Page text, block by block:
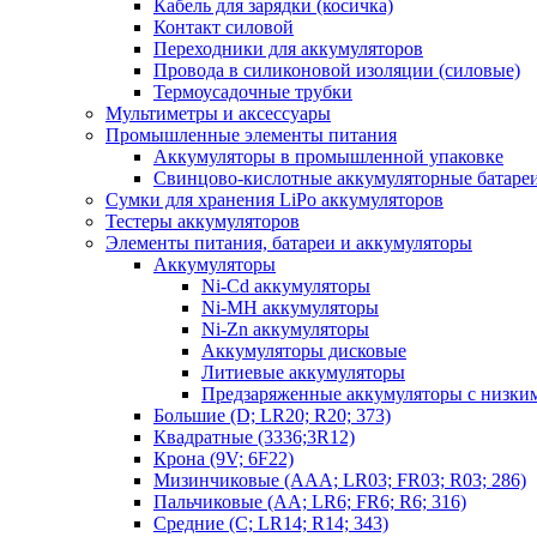
Кабель для зарядки (косичка)
Контакт силовой
Переходники для аккумуляторов
Провода в силиконовой изоляции (силовые)
Термоусадочные трубки
Мультиметры и аксессуары
Промышленные элементы питания
Аккумуляторы в промышленной упаковке
Свинцово-кислотные аккумуляторные
Сумки для хранения LiPo аккумуляторов
Тестеры аккумуляторов
Элементы питания, батареи и аккумуляторы
Аккумуляторы
Ni-Cd аккумуляторы
Ni-MH аккумуляторы
Ni-Zn аккумуляторы
Аккумуляторы дисковые
Литиевые аккумуляторы
Предзаряженные аккумуляторы с
Большие (D; LR20; R20; 373)
Квадратные (3336;3R12)
Крона (9V; 6F22)
Мизинчиковые (AAA; LR03; FR03; R03; 286)
Пальчиковые (AA; LR6; FR6; R6; 316)
Средние (C; LR14; R14; 343)